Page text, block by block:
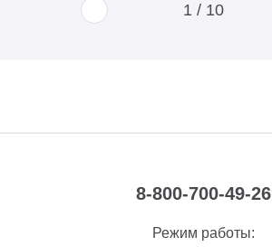
1 / 10
8-800-700-49-26
Режим работы: